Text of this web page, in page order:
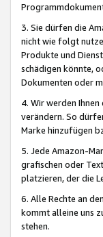
3. Sie dürfen die
nicht wie folgt
Produkte und
schädigen könnte,
Dokumenten oder
4. Wir werden
verändern. So
Marke hinzufügen
5. Jede Amazon-
grafischen oder
platzieren, der die
6. Alle Rechte an
kommt alleine uns
stehen.